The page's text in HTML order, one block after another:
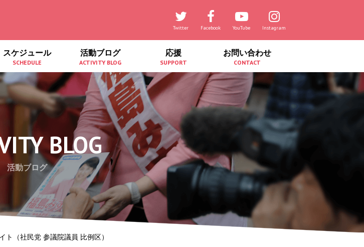
Twitter Facebook YouTube Instagram
スケジュール
SCHEDULE
活動ブログ
ACTIVITY BLOG
応援
SUPPORT
お問い合わせ
CONTACT
BLOG
活動ブログ
ト（社民党 参議院議員 比例区）